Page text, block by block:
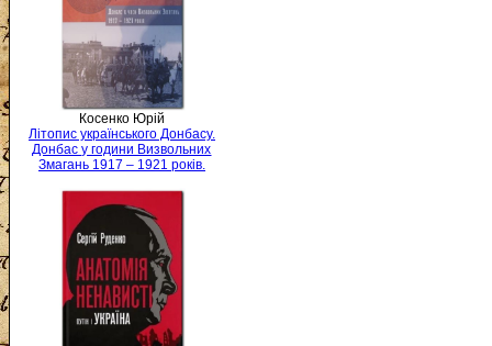
Косенко Юрій
Літопис українського Донбасу.
Донбас у години Визвольних
Змагань 1917 – 1921 років.